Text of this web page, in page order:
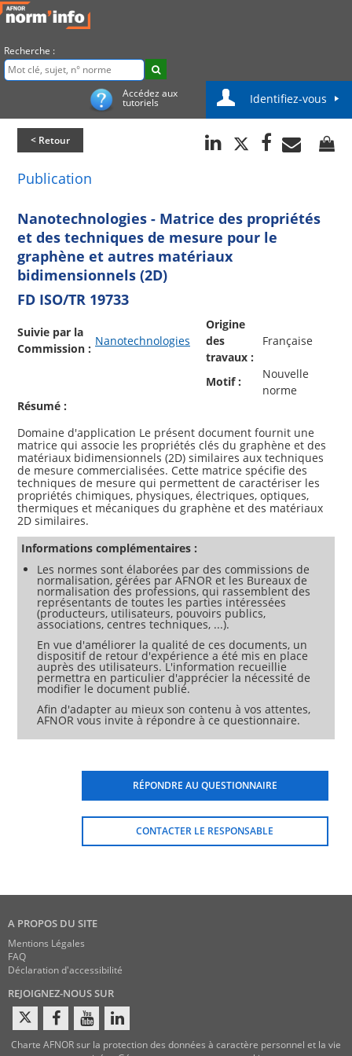
Recherche :
Accédez aux
tutoriels Identifiez-vous
< Retour
Publication
Nanotechnologies - Matrice des propriétés
et des techniques de mesure pour le
graphène et autres matériaux
bidimensionnels (2D)
FD ISO/TR 19733
Suivie par la
Commission :
Nanotechnologies
Origine
des
travaux :
Française
Motif :
Nouvelle
norme
Résumé :
Domaine d'application Le présent document fournit une
matrice qui associe les propriétés clés du graphène et des
matériaux bidimensionnels (2D) similaires aux techniques
de mesure commercialisées. Cette matrice spécifie des
techniques de mesure qui permettent de caractériser les
propriétés chimiques, physiques, électriques, optiques,
thermiques et mécaniques du graphène et des matériaux
Informations complémentaires :
Les normes sont élaborées par des commissions de
normalisation, gérées par AFNOR et les Bureaux de
normalisation des professions, qui rassemblent des
représentants de toutes les parties intéressées
(producteurs, utilisateurs, pouvoirs publics,
associations, centres techniques, ...).
En vue d'améliorer la qualité de ces documents, un
dispositif de retour d'expérience a été mis en place
auprès des utilisateurs. L'information recueillie
permettra en particulier d'apprécier la nécessité de
modifier le document publié.
Afin d'adapter au mieux son contenu à vos attentes,
AFNOR vous invite à répondre à ce questionnaire.
RÉPONDRE AU QUESTIONNAIRE
CONTACTER LE RESPONSABLE
A PROPOS DU SITE
Mentions Légales
FAQ
Déclaration d'accessibilité
REJOIGNEZ-NOUS SUR
Charte AFNOR sur la protection des données à caractère personnel et la vie